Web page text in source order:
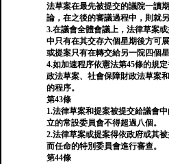
法草案在最先被提交的議院一讀
論，在之後的審議過程中，則就
3.在議會全體會議上，法律草案
中只有在其交存六個星期後方可
或提案只有在轉交給另一院四個
4.如加速程序依憲法第45條的規
政法草案、社會保障財政法草案
的程序。
第43條
1.法律草案和提案被提交給議會
立的常設委員會不得超過八個。
2.法律草案或提案得依政府或其
而任命的特別委員會進行審查。
第44條